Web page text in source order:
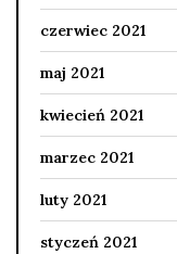
czerwiec 2021
maj 2021
kwiecień 2021
marzec 2021
luty 2021
styczeń 2021